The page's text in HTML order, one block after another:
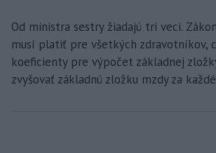
Od ministra sestry žiadajú tri veci.
musí platiť pre všetkých zdravotníkov,
koeficienty pre výpočet základnej
zvyšovať základnú zložku mzdy za